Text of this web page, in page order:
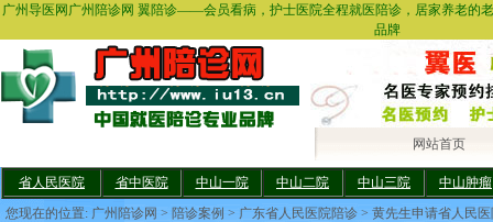
广州导医网广州陪诊网 翼陪诊——会员看病，护士医院全程就医陪诊，居家养老的
品牌
网站首页
省人民医院 省中医院 中山一院 中山二院 中山三院
中山肿瘤
您现在的位置: 广州陪诊网 > 陪诊案例 > 广东省人民医院陪诊 > 黄先生申请省人民